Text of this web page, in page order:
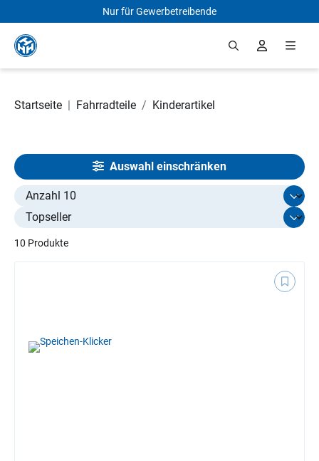
Zum Hauptinhalt springen
Nur für Gewerbetreibende
Startseite | Fahrradteile / Kinderartikel
Auswahl einschränken
10 Produkte
Select limit